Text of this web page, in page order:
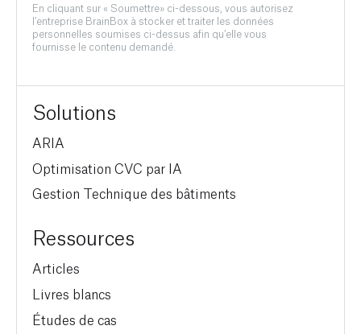
En cliquant sur « Soumettre» ci-dessous, vous autorisez
l’entreprise BrainBox à stocker et traiter les données
personnelles soumises ci-dessus afin qu’elle vous
fournisse le contenu demandé.
Solutions
ARIA
Optimisation CVC par IA
Gestion Technique des bâtiments
Ressources
Articles
Livres blancs
Études de cas